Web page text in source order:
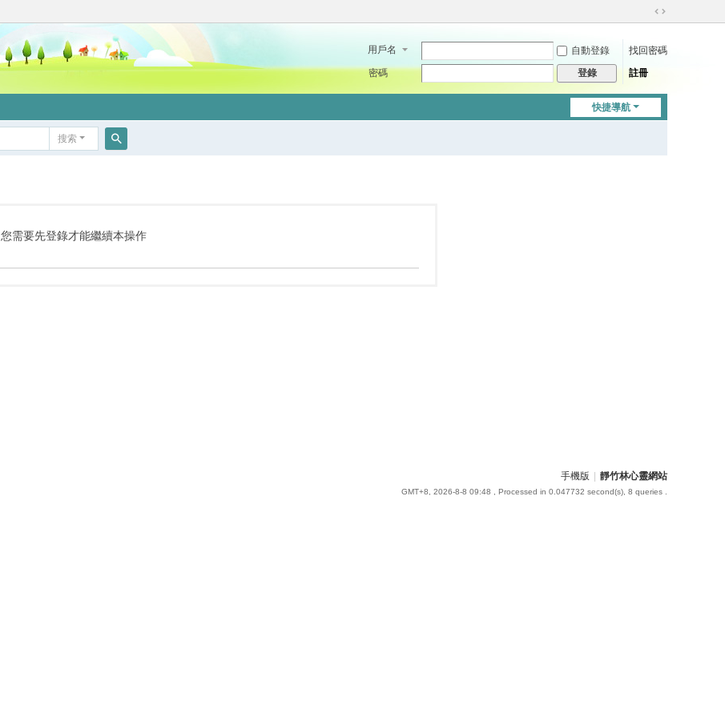
切
到
用戶名 自動登錄
找回密碼
密碼
登錄 註冊
快捷導航
搜索
您需要先登錄才能繼續本操作
手機版 靜竹林心靈網站
GMT+8, 2026-8-8 09:48 , Processed in 0.047732 second(s), 8 queries .